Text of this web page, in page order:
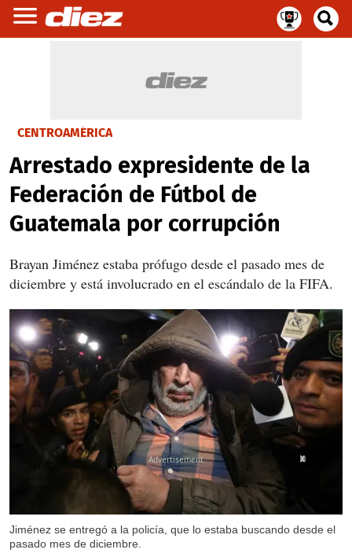
CENTROAMÉRICA
Arrestado expresidente de la
Federación de Fútbol de
Guatemala por corrupción
Brayan Jiménez estaba prófugo desde el pasado mes de
diciembre y está involucrado en el escándalo de la FIFA.
Jiménez se entregó a la policía, que lo estaba buscando desde el
pasado mes de diciembre.
X
X